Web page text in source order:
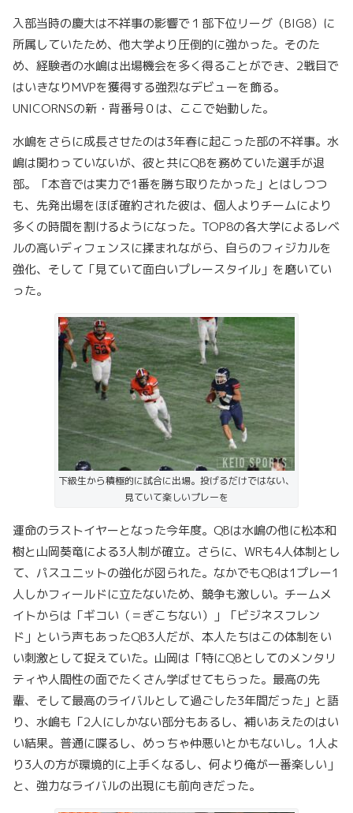
入部当時の慶大は不祥事の影響で１部下位リーグ（BIG8）に
所属していたため、他大学より圧倒的に強かった。そのた
め、経験者の水嶋は出場機会を多く得ることができ、2戦目で
はいきなりMVPを獲得する強烈なデビューを飾る。
UNICORNSの新・背番号０は、ここで始動した。
水嶋をさらに成長させたのは3年春に起こった部の不祥事。水
嶋は関わっていないが、彼と共にQBを務めていた選手が退
部。「本音では実力で1番を勝ち取りたかった」とはしつつ
も、先発出場をほぼ確約された彼は、個人よりチームにより
多くの時間を割けるようになった。TOP8の各大学によるレベ
ルの高いディフェンスに揉まれながら、自らのフィジカルを
強化、そして「見ていて面白いプレースタイル」を磨いてい
った。
下級生から積極的に試合に出場。投げるだけではない、
見ていて楽しいプレーを
運命のラストイヤーとなった今年度。QBは水嶋の他に松本和
樹と山岡葵竜による3人制が確立。さらに、WRも4人体制とし
て、パスユニットの強化が図られた。なかでもQBは1プレー1
人しかフィールドに立たないため、競争も激しい。チームメ
イトからは「ギコい（＝ぎこちない）」「ビジネスフレン
ド」という声もあったQB3人だが、本人たちはこの体制をい
い刺激として捉えていた。山岡は「特にQBとしてのメンタリ
ティや人間性の面でたくさん学ばせてもらった。最高の先
輩、そして最高のライバルとして過ごした3年間だった」と語
り、水嶋も「2人にしかない部分もあるし、補いあえたのはい
い結果。普通に喋るし、めっちゃ仲悪いとかもないし。1人よ
り3人の方が環境的に上手くなるし、何より俺が一番楽しい」
と、強力なライバルの出現にも前向きだった。